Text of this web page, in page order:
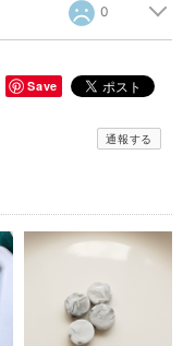
0
Save
通報する